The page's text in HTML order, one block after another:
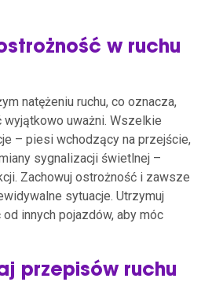
w ruchu
natężeniu ruchu, co oznacza,
uważni. Wszelkie
– piesi wchodzący na przejście,
sygnalizacji świetlnej –
Zachowuj ostrożność i zawsze
sytuacje. Utrzymuj
innych pojazdów, aby móc
przepisów ruchu